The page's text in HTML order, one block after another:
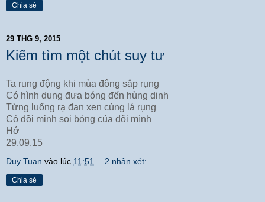
Chia sẻ
29 THG 9, 2015
Kiếm tìm một chút suy tư
Ta rung động khi mùa đông sắp rụng
Có hình dung đưa bóng đến hùng dinh
Từng luống rạ đan xen cùng lá rụng
Có đồi minh soi bóng của đôi mình
Hớ
29.09.15
Duy Tuan vào lúc 11:51 2 nhận xét:
Chia sẻ